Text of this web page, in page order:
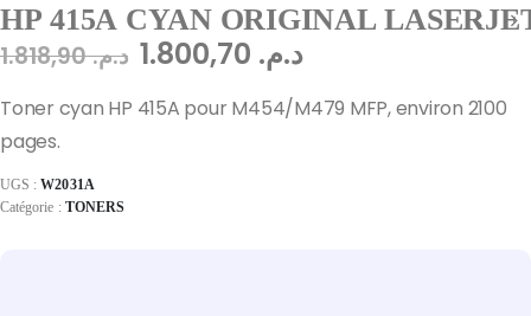
HP 415A CYAN ORIGINAL
د.م.1.818,90 د.م.
Toner cyan HP 415A pour M454/M479 MFP, environ 2100
pages.
UGS :W2031A
Catégorie : TONERS